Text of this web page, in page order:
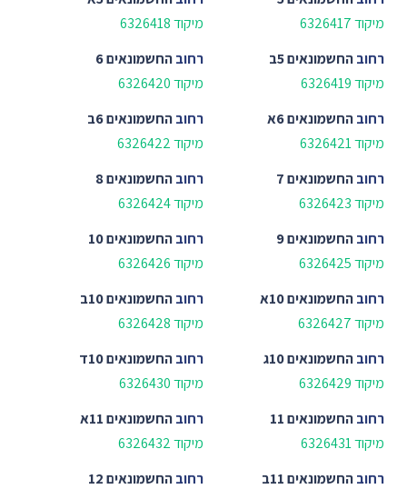
מיקוד 6326417
מיקוד 6326418
רחובהחשמונאים 5ב
מיקוד 6326419
רחובהחשמונאים 6
מיקוד 6326420
רחובהחשמונאים 6א
מיקוד 6326421
רחובהחשמונאים 6ב
מיקוד 6326422
רחובהחשמונאים 7
מיקוד 6326423
רחובהחשמונאים 8
מיקוד 6326424
רחובהחשמונאים 9
מיקוד 6326425
רחובהחשמונאים 10
מיקוד 6326426
רחובהחשמונאים 10א
מיקוד 6326427
רחובהחשמונאים 10ב
מיקוד 6326428
רחובהחשמונאים 10ג
מיקוד 6326429
רחובהחשמונאים 10ד
מיקוד 6326430
רחובהחשמונאים 11
מיקוד 6326431
רחובהחשמונאים 11א
מיקוד 6326432
רחובהחשמונאים 11ב
רחובהחשמונאים 12